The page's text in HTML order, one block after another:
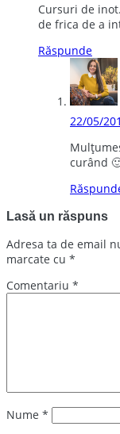
Cursuri de
de frica de a
Răspunde
22/05/
curând
Lasă un răspuns
Adresa ta de email
marcate cu *
Comentariu *
Nume *